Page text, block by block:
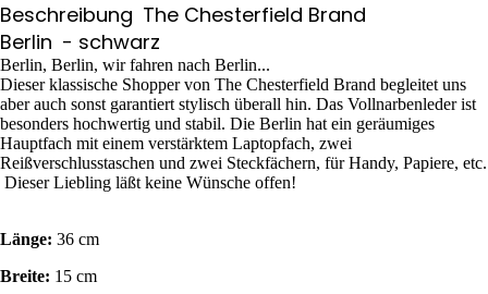
Beschreibung The Chesterfield Brand
Berlin - schwarz
Berlin, Berlin, wir fahren nach Berlin...
Dieser klassische Shopper von The Chesterfield Brand begleitet uns
aber auch sonst garantiert stylisch überall hin. Das Vollnarbenleder ist
besonders hochwertig und stabil. Die Berlin hat ein geräumiges
Hauptfach mit einem verstärktem Laptopfach, zwei
Reißverschlusstaschen und zwei Steckfächern, für Handy, Papiere, etc.
Dieser Liebling läßt keine Wünsche offen!
Länge: 36 cm
Breite: 15 cm